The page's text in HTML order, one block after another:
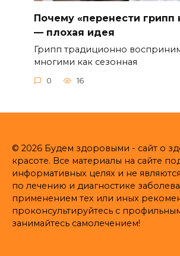
Почему «перенести грипп
— плохая идея
Грипп традиционно
многими как сезонная
0 16
© 2026 Будем здоровыми - сайт о
красоте. Все материалы на сайте
информативных целях и не
по лечению и диагностике
применением тех или иных
проконсультируйтесь с
занимайтесь самолечением!